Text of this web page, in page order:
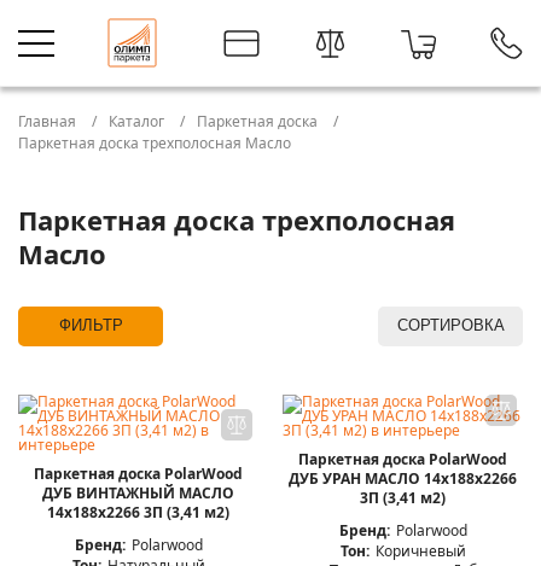
Главная Каталог
Паркетная доска
Паркетная доска трехполосная Масло
Паркетная доска трехполосная
Масло
ФИЛЬТР СОРТИРОВКА
Паркетная доска PolarWood
ДУБ ВИНТАЖНЫЙ МАСЛО
14x188x2266 3П (3,41 м2)
Бренд: Polarwood
Паркетная доска PolarWood
ДУБ УРАН МАСЛО 14x188x2266
3П (3,41 м2)
Бренд: Polarwood
Тон: Коричневый